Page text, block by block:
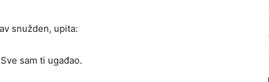
snužden, upita:
sam ti ugađao.